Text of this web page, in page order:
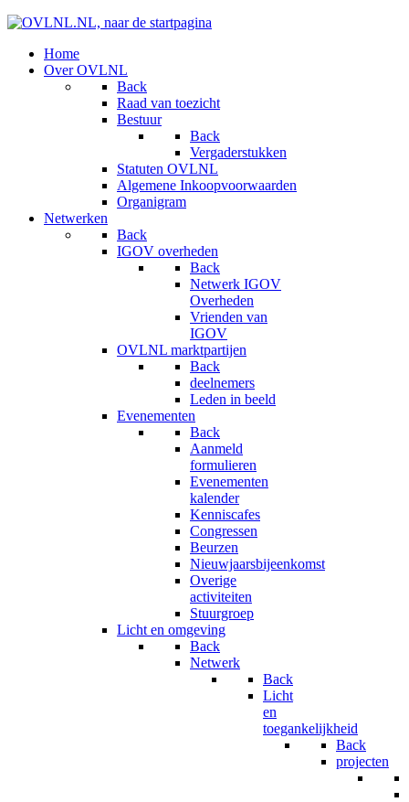
Home
Over OVLNL
Back
Raad van toezicht
Bestuur
Back
Vergaderstukken
Statuten OVLNL
Algemene Inkoopvoorwaarden
Organigram
Netwerken
Back
IGOV overheden
Back
Netwerk IGOV
Overheden
Vrienden van
IGOV
OVLNL marktpartijen
Back
deelnemers
Leden in beeld
Evenementen
Back
Aanmeld
formulieren
Evenementen
kalender
Kenniscafes
Congressen
Beurzen
Nieuwjaarsbijeenkomst
Overige
activiteiten
Stuurgroep
Licht en omgeving
Back
Netwerk
Back
Licht
en
toegankelijkheid
Back
projecten